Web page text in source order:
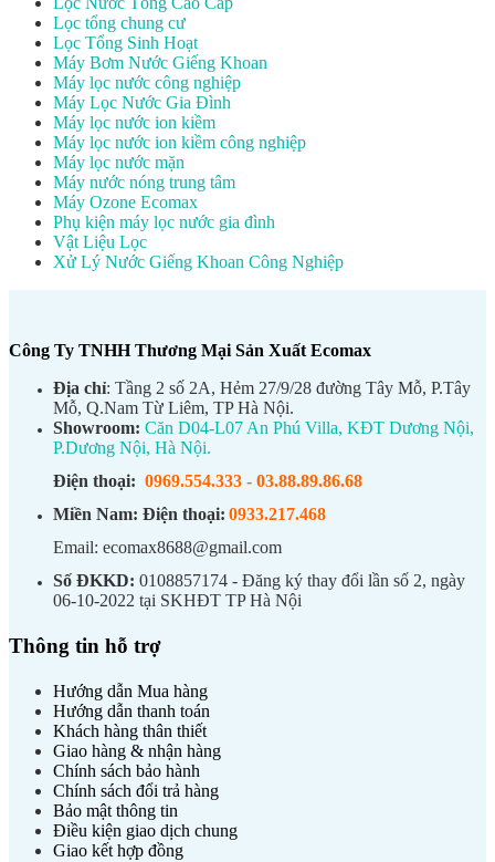
Lọc tổng chung cư
Lọc Tổng Sinh Hoạt
Máy Bơm Nước Giếng Khoan
Máy lọc nước công nghiệp
Máy Lọc Nước Gia Đình
Máy lọc nước ion kiềm
Máy lọc nước ion kiềm công nghiệp
Máy lọc nước mặn
Máy nước nóng trung tâm
Máy Ozone Ecomax
Phụ kiện máy lọc nước gia đình
Vật Liệu Lọc
Xử Lý Nước Giếng Khoan Công Nghiệp
Công Ty TNHH Thương Mại Sản Xuất Ecomax
Địa chỉ: Tầng 2 số 2A, Hẻm 27/9/28 đường Tây Mỗ, P.Tây
Mỗ, Q.Nam Từ Liêm, TP Hà Nội.
Showroom: Căn D04-L07 An Phú Villa, KĐT Dương Nội,
P.Dương Nội, Hà Nội.
Điện thoại: 0969.554.333 - 03.88.89.86.68
Miền Nam: Điện thoại: 0933.217.468
Email: ecomax8688@gmail.com
Số ĐKKD: 0108857174 - Đăng ký thay đổi lần số 2, ngày
06-10-2022 tại SKHĐT TP Hà Nội
Thông tin hỗ trợ
Hướng dẫn Mua hàng
Hướng dẫn thanh toán
Khách hàng thân thiết
Giao hàng & nhận hàng
Chính sách bảo hành
Chính sách đổi trả hàng
Bảo mật thông tin
Điều kiện giao dịch chung
Giao kết hợp đồng